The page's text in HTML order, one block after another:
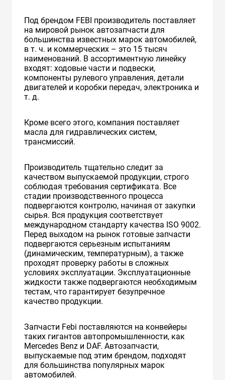
Под брендом FEBI производитель поставляет
на мировой рынок автозапчасти для
большинства известных марок автомобилей,
в т. ч. и коммерческих – это 15 тысяч
наименований. В ассортиментную линейку
входят: ходовые части и подвески,
компоненты рулевого управления, детали
двигателей и коробки передач, электроника и
т. д.
Кроме всего этого, компания поставляет
масла для гидравлических систем,
трансмиссий.
Производитель тщательно следит за
качеством выпускаемой продукции, строго
соблюдая требования сертификата. Все
стадии производственного процесса
подвергаются контролю, начиная от закупки
сырья. Вся продукция соответствует
международном стандарту качества ISO 9002.
Перед выходом на рынок готовые запчасти
подвергаются серьезным испытаниям
(динамическим, температурным), а также
проходят проверку работы в сложных
условиях эксплуатации. Эксплуатационные
жидкости также подвергаются необходимым
тестам, что гарантирует безупречное
качество продукции.
Запчасти Febi поставляются на конвейеры
таких гигантов автопромышленности, как
Mercedes Benz и DAF. Автозапчасти,
выпускаемые под этим брендом, подходят
для большинства популярных марок
автомобилей.